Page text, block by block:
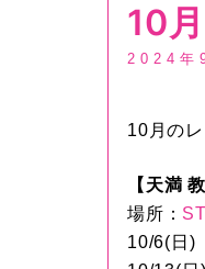
10
2024年
10月の
【天満
場所：
10/6(日)